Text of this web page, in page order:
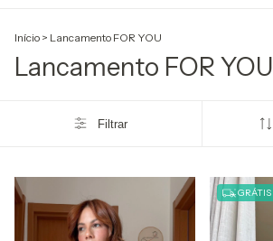
Início > Lancamento FOR YOU
Lancamento FOR YOU
Filtrar
GRÁTIS